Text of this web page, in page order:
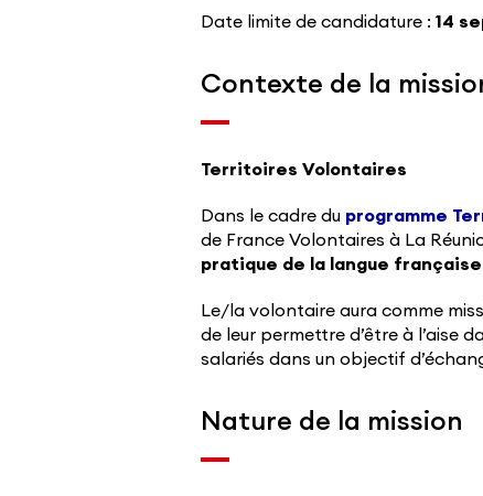
Date limite de candidature : 14
Contexte de la
Territoires Volontaires
Dans le cadre du programme
de France Volontaires à La
pratique de la langue
Le/la volontaire aura comme
de leur permettre d’être à l’aise
salariés dans un objectif
Nature de la mission